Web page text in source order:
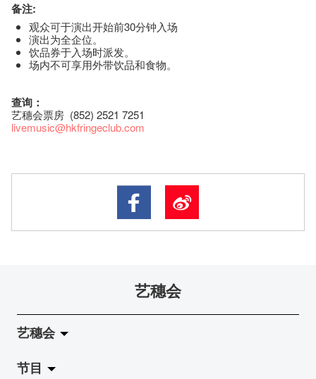
备注:
观众可于演出开始前30分钟入场
演出为全企位。
饮品券于入场时派发。
场内不可享用外带饮品和食物。
查询：
艺穗会票房 (852) 2521 7251
livemusic@hkfringeclub.com
艺穗会
艺穗会
关于艺穗会
节目